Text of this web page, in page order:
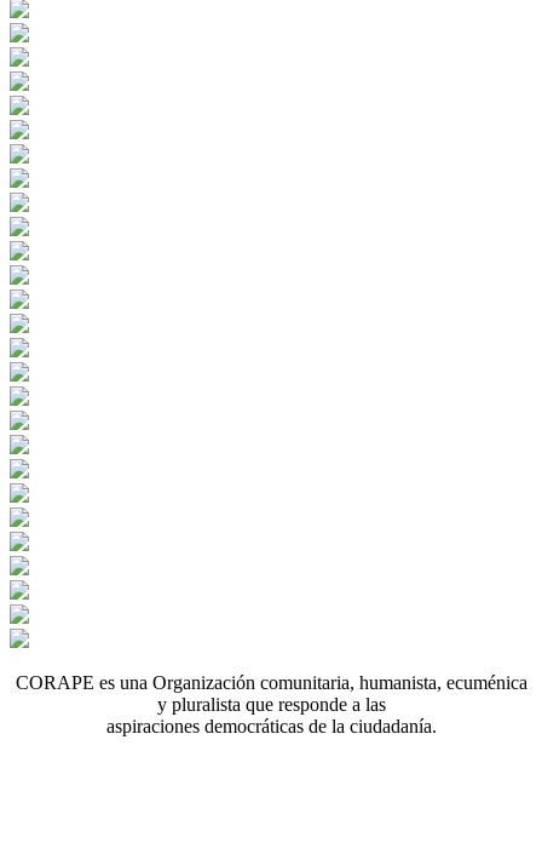
CORAPE es una Organización comunitaria, humanista, ecuménica
y pluralista que responde a las
aspiraciones democráticas de la ciudadanía.